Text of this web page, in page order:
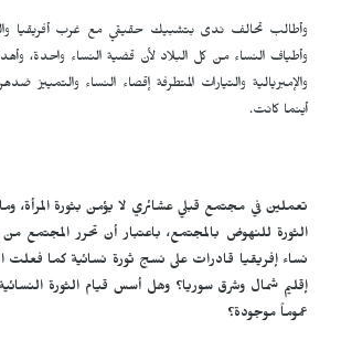
وأطالب تحالف ندى بتشبيك حقيقي مع غرب أفريقيا
وأطياف النساء من كل البلاد لأن قضية النساء واحدة،
والإمبريالية والتيارات المتطرفة إقصاء النساء والتمييز
أينما كانت.
تعملين في مجتمع قبلي عشائري لا يؤمن بثورة المرأة،
الثورة للنهوض بالمجتمع، باعتبار أن تحرر المجتمع من
نساء إفريقيا قادرات على نسج ثورة نسائية كما فعلت
إقليم شمال وشرق سوريا؟ وهل أسس قيام الثورة النسائية
عموماً موجودة؟